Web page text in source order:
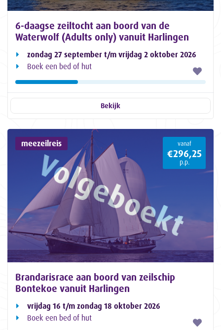
6-daagse zeiltocht aan boord van de
Waterwolf (Adults only) vanuit Harlingen
zondag 27 september t/m vrijdag 2 oktober 2026
Boek een bed of hut
Bekijk
meezeilreis vanaf
€296,25
p.p.
Brandarisrace aan boord van zeilschip
Bontekoe vanuit Harlingen
vrijdag 16 t/m zondag 18 oktober 2026
Boek een bed of hut